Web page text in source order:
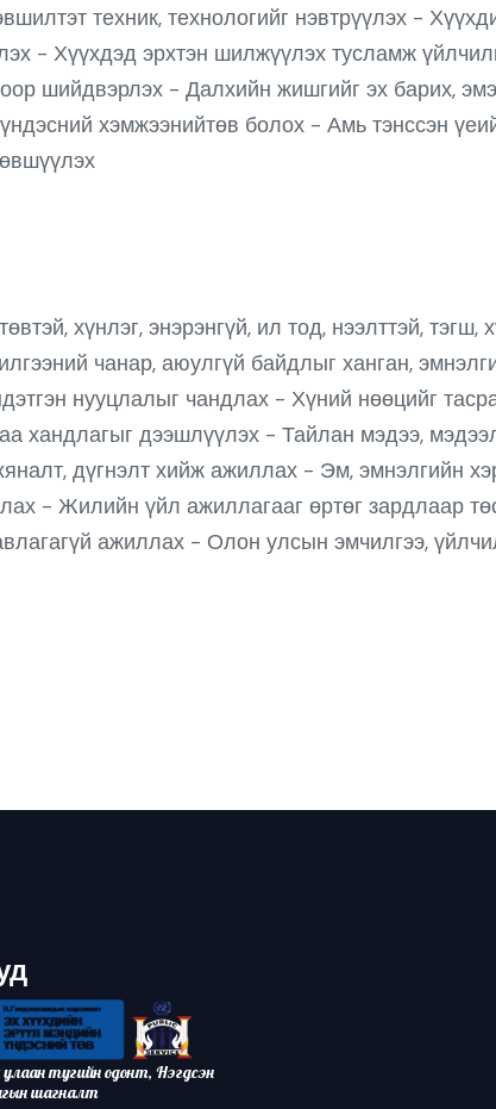
техник, технологийг нэвтрүүлэх -
- Хүүхдэд эрхтэн шилжүүлэх тусламж
шийдвэрлэх - Далхийн жишгийг эх барих,
хэмжээнийтөв болох - Амь тэнссэн
хүнлэг, энэрэнгүй, ил тод, нээлттэй,
чанар, аюулгүй байдлыг ханган,
нууцлалыг чандлах - Хүний нөөцийг
хандлагыг дээшлүүлэх - Тайлан мэдээ,
дүгнэлт хийж ажиллах - Эм, эмнэлгийн
- Жилийн үйл ажиллагааг өртөг зардлаар
ажиллах - Олон улсын эмчилгээ,
улаан тугийн одонт, Нэгдсэн
шагналт